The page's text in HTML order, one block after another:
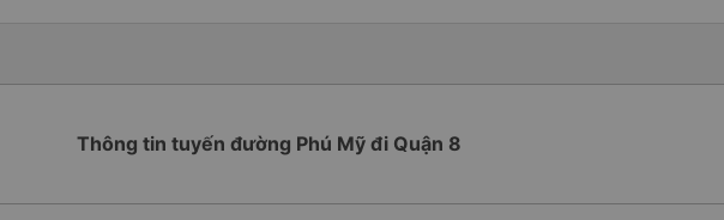
Thông tin tuyến đường Phú Mỹ đi Quận 8